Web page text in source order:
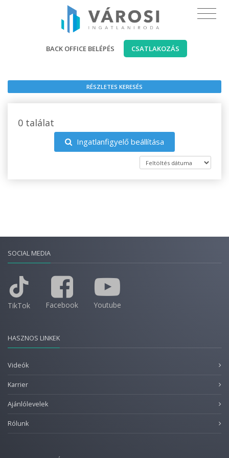
BACK OFFICE BELÉPÉS CSATLAKOZÁS
RÉSZLETES KERESÉS
0 találat
Ingatlanfigyelő beállítása
SOCIAL MEDIA
TikTok Facebook Youtube
HASZNOS LINKEK
Videók
Karrier
Ajánlólevelek
Rólunk